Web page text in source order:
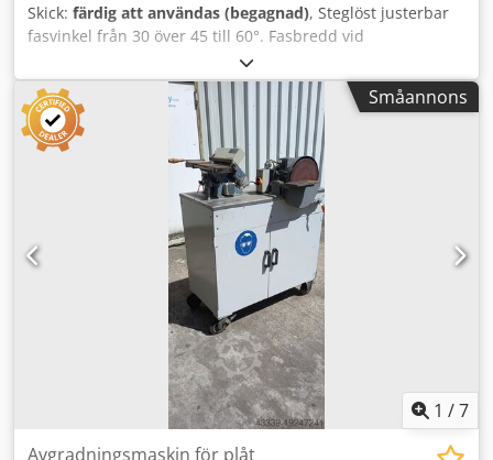
Skick: färdig att användas (begagnad), Steglöst justerbar
fasvinkel från 30 över 45 till 60°. Fasbredd vid
arbetsstyckestjocklekar från 2,5 mm: 0 - 10 mm.
Verktygsdiameter: 170 mm. Varvtal: 2800 varv/min.
Drivmotor: 380 V, 550 W. Utrymmesbehov: 500 x 390 x 370
mm. Crjdpfeuriv Aex Am Rjf
Småannons
1 /7
Avgradningsmaskin för plåt